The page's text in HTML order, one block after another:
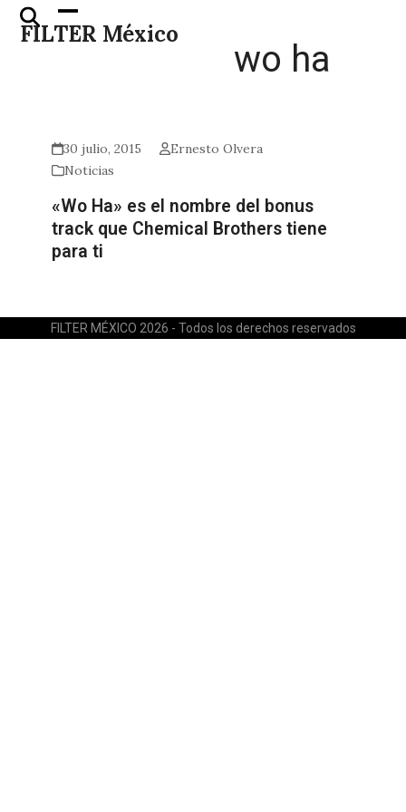
Skip
FILTER México
Open
mobile
Close
mobile
wo ha
30 julio, 2015
Ernesto Olvera
Noticias
«Wo Ha» es el nombre del bonus
track que Chemical Brothers tiene
para ti
FILTER MÉXICO 2026 - Todos los derechos reservados